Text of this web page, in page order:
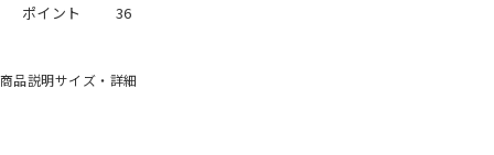
ポイント
36
商品説明サイズ・詳細